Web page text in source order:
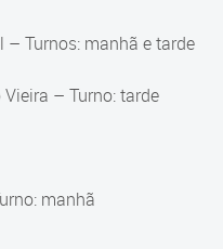
Turnos: manhã e tarde
– Turno: tarde
manhã